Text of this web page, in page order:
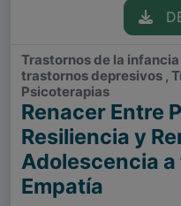
Trastornos de la
trastornos depresivos ,
Psicoterapias
Renacer Entre
Resiliencia y
Adolescencia
Empatía